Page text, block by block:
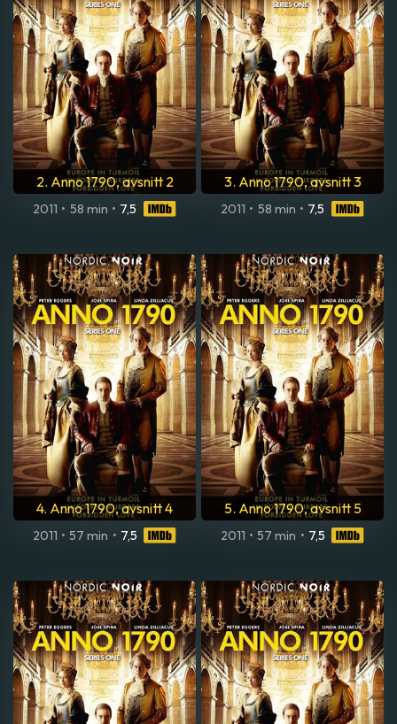
2. Anno 1790, avsnitt 2
2011 • 58 min • 7,5
3. Anno 1790, avsnitt 3
2011 • 58 min • 7,5
4. Anno 1790, avsnitt 4
2011 • 57 min • 7,5
5. Anno 1790, avsnitt 5
2011 • 57 min • 7,5